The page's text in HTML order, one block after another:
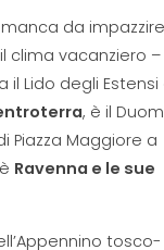
da impazzire
clima vacanziero
Lido degli Estensi
, è il
Piazza Maggiore a
Ravenna e le sue
tosco-